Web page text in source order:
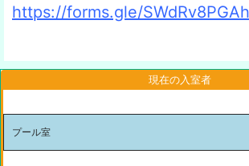
https://forms.gle/
現在の入室者
プール室